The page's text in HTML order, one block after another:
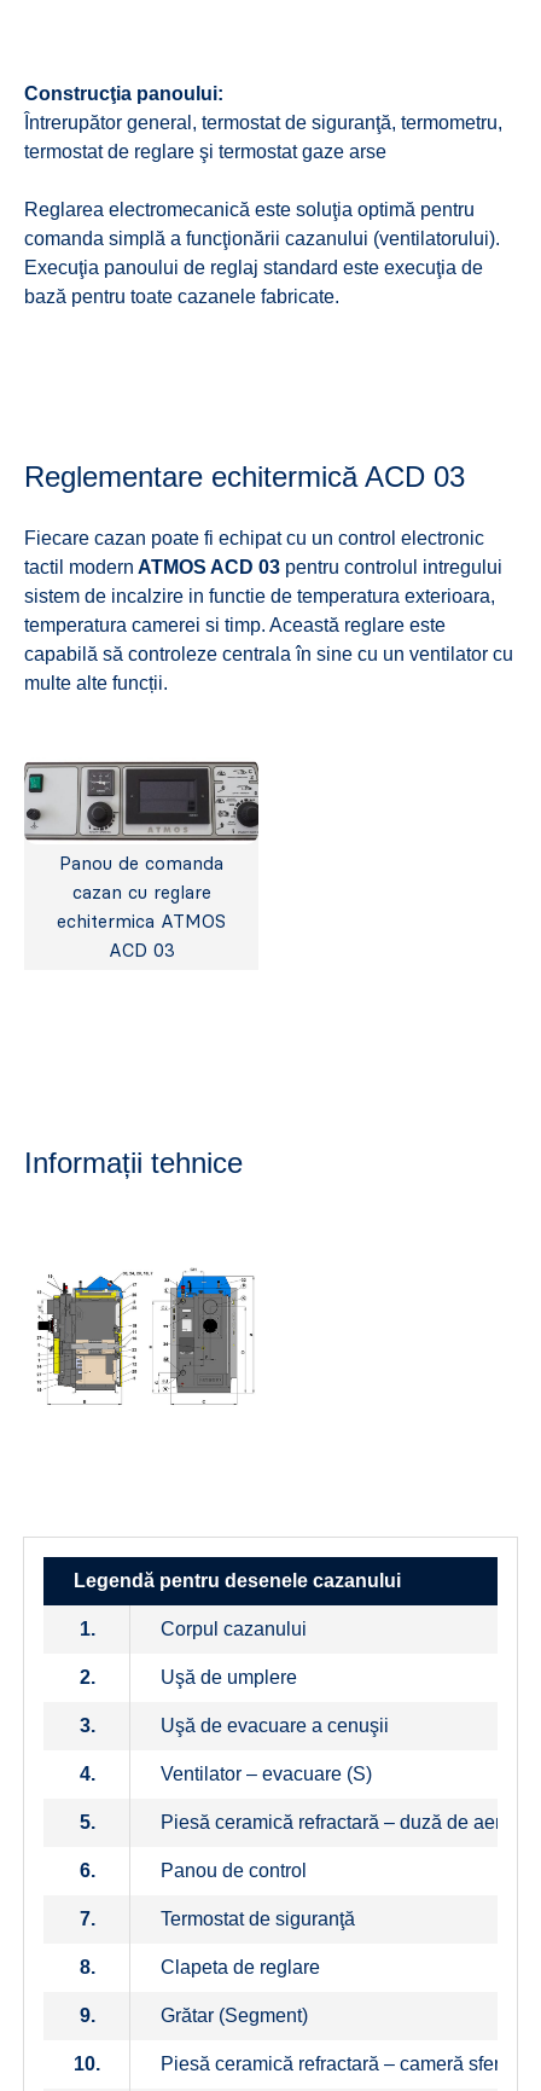
Construcţia panoului:
Întrerupător general, termostat de siguranţă, termometru,
termostat de reglare şi termostat gaze arse
Reglarea electromecanică este soluţia optimă pentru
comanda simplă a funcţionării cazanului (ventilatorului).
Execuţia panoului de reglaj standard este execuţia de
bază pentru toate cazanele fabricate.
Reglementare echitermică ACD 03
Fiecare cazan poate fi echipat cu un control electronic
tactil modern ATMOS ACD 03 pentru controlul intregului
sistem de incalzire in functie de temperatura exterioara,
temperatura camerei si timp. Această reglare este
capabilă să controleze centrala în sine cu un ventilator cu
multe alte funcții.
Panou de comanda
cazan cu reglare
echitermica ATMOS
ACD 03
Informații tehnice
Legendă pentru desenele cazanului
1. Corpul cazanului
2. Uşă de umplere
3. Uşă de evacuare a cenuşii
4. Ventilator – evacuare (S)
5. Piesă ceramică refractară – duză de aer
6. Panou de control
7. Termostat de siguranţă
8. Clapeta de reglare
9. Grătar (Segment)
10. Piesă ceramică refractară – cameră sferică